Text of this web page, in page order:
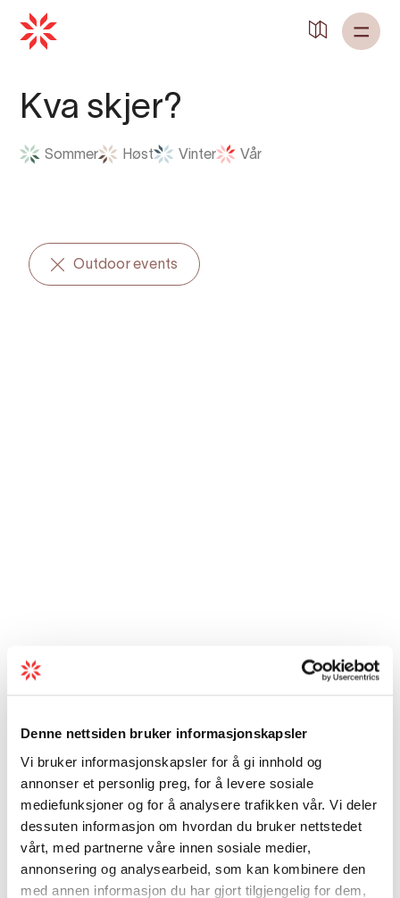
Denne nettsiden bruker informasjonskapsler
Vi bruker informasjonskapsler for å gi innhold og
annonser et personlig preg, for å levere sosiale
mediefunksjoner og for å analysere trafikken vår. Vi deler
dessuten informasjon om hvordan du bruker nettstedet
vårt, med partnerne våre innen sosiale medier,
annonsering og analysearbeid, som kan kombinere den
med annen informasjon du har gjort tilgjengelig for dem,
Kva skjer?
Sommer Høst Vinter Vår
Outdoor events